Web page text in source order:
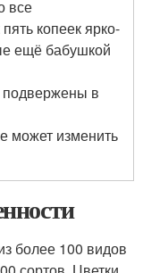
все
копеек ярко-
ещё бабушкой
в
может изменить
более 100 видов